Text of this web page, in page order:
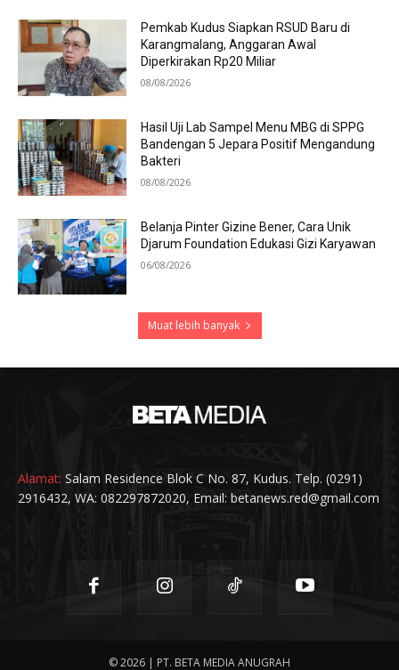
Pemkab Kudus Siapkan RSUD Baru di
Karangmalang, Anggaran Awal
Diperkirakan Rp20 Miliar
08/08/2026
Hasil Uji Lab Sampel Menu MBG di SPPG
Bandengan 5 Jepara Positif Mengandung
Bakteri
08/08/2026
Belanja Pinter Gizine Bener, Cara Unik
Djarum Foundation Edukasi Gizi Karyawan
06/08/2026
Muat lebih banyak
Alamat: Salam Residence Blok C No. 87, Kudus. Telp. (0291)
2916432, WA: 082297872020, Email: betanews.red@gmail.com
© 2026 | PT. BETA MEDIA ANUGRAH